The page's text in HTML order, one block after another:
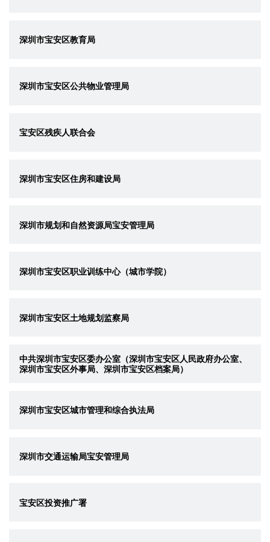
深圳市宝安区教育局
深圳市宝安区公共物业管理局
宝安区残疾人联合会
深圳市宝安区住房和建设局
深圳市规划和自然资源局宝安管理局
深圳市宝安区职业训练中心（城市学院）
深圳市宝安区土地规划监察局
中共深圳市宝安区委办公室（深圳市宝安区人民政府办公室、
深圳市宝安区外事局、深圳市宝安区档案局）
深圳市宝安区城市管理和综合执法局
深圳市交通运输局宝安管理局
宝安区投资推广署